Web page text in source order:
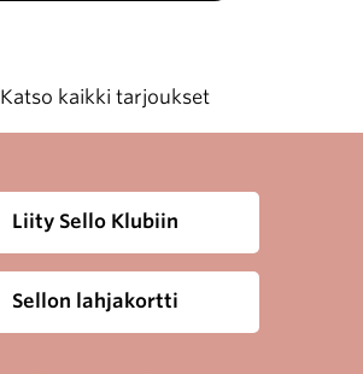
Katso kaikki tarjoukset
Liity Sello Klubiin
Sellon lahjakortti